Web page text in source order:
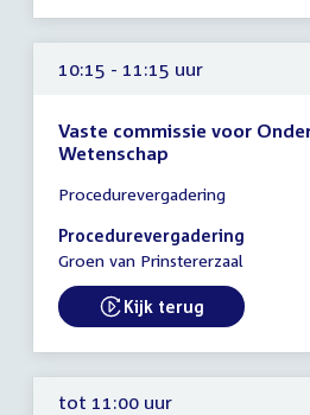
10:15
uur
10:15 - 11:15 uur
Vaste commissie voor
Wetenschap
vergadering
10:15
-
uur
Procedurevergadering
Procedurevergadering
Groen van Prinstererzaal
External link:
Kijk terug
tot 11:00 uur